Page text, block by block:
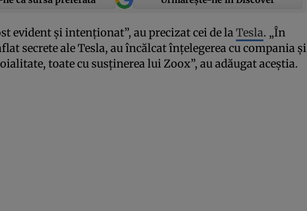
evident şi intenţionat”, au precizat cei de laTesla. „În
secrete ale Tesla, au încălcat înţelegerea cu compania şi
toate cu susţinerea lui Zoox”, au adăugat aceştia.